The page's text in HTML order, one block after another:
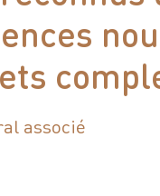
associé